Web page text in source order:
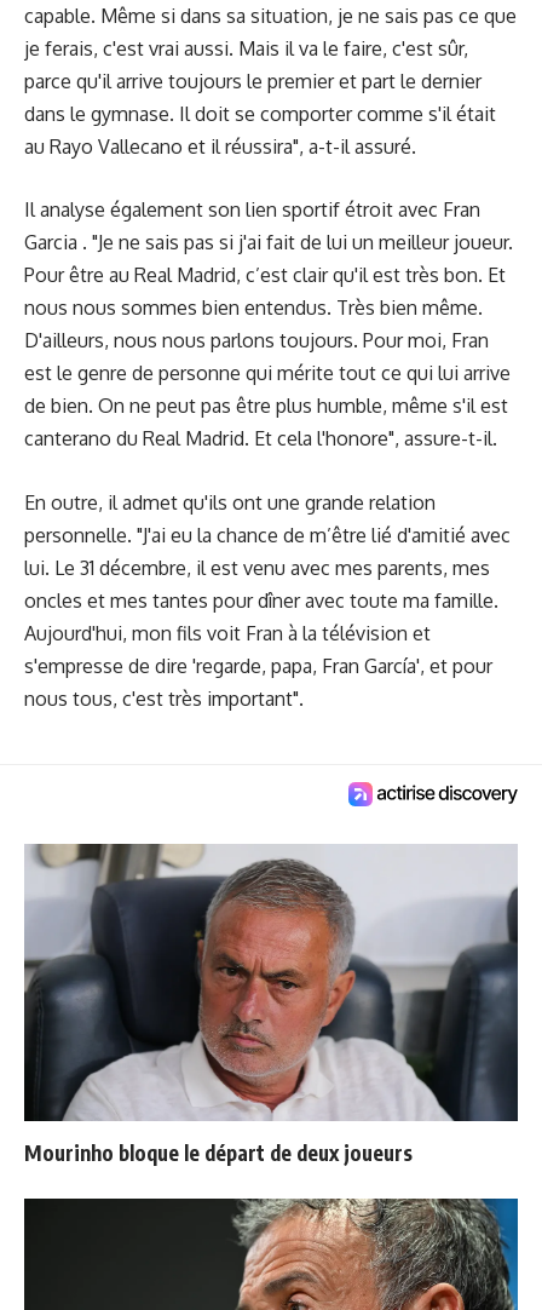
capable. Même si dans sa situation, je ne sais pas ce que
je ferais, c'est vrai aussi. Mais il va le faire, c'est sûr,
parce qu'il arrive toujours le premier et part le dernier
dans le gymnase. Il doit se comporter comme s'il était
au Rayo Vallecano et il réussira", a-t-il assuré.
Il analyse également son lien sportif étroit avec Fran
Garcia . "Je ne sais pas si j'ai fait de lui un meilleur joueur.
Pour être au Real Madrid, c’est clair qu'il est très bon. Et
nous nous sommes bien entendus. Très bien même.
D'ailleurs, nous nous parlons toujours. Pour moi, Fran
est le genre de personne qui mérite tout ce qui lui arrive
de bien. On ne peut pas être plus humble, même s'il est
canterano du Real Madrid. Et cela l'honore", assure-t-il.
En outre, il admet qu'ils ont une grande relation
personnelle. "J'ai eu la chance de m’être lié d'amitié avec
lui. Le 31 décembre, il est venu avec mes parents, mes
oncles et mes tantes pour dîner avec toute ma famille.
Aujourd'hui, mon fils voit Fran à la télévision et
s'empresse de dire 'regarde, papa, Fran García', et pour
nous tous, c'est très important".
Mourinho bloque le départ de deux joueurs